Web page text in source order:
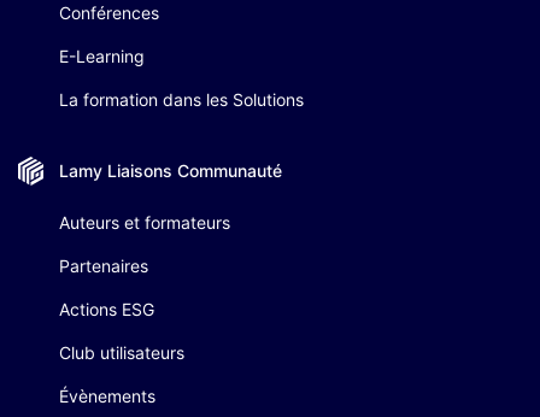
Conférences
E-Learning
La formation dans les Solutions
Lamy Liaisons Communauté
Auteurs et formateurs
Partenaires
Actions ESG
Club utilisateurs
Évènements